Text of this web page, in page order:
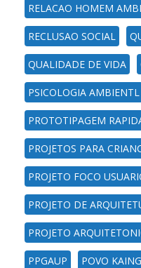
RELACAO HOMEM
RECLUSAO SOCIAL
QUALIDADE DE VIDA
PSICOLOGIA AMBIENTL
PROTOTIPAGEM
PROJETOS PARA
PROJETO FOCO
PROJETO DE
PROJETO
PPGAUP POVO